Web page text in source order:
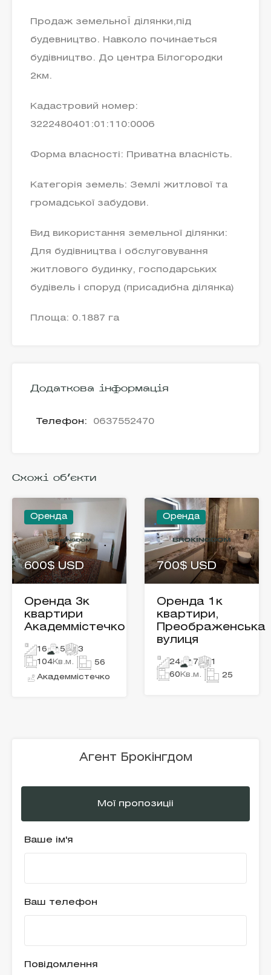
Продаж земельноЇ ділянки,під
будевництво. Навколо починаеться
будівництво. До центра Білогородки
2км.
Кадастровий номер:
3222480401:01:110:0006
Форма власності: Приватна власність.
Категорія земель: Землі житлової та
громадської забудови.
Вид використання земельної ділянки:
Для будівництва і обслуговування
житлового будинку, господарських
будівель і споруд (присадибна ділянка)
Площа: 0.1887 га
Додаткова інформація
Телефон: 0637552470
Схожі об'єкти
Оренда
600$ USD
Оренда 3к
квартири
Академмістечко
16 5
3
104Кв.м. 56
Академмістечко
Оренда
700$ USD
Оренда 1к
квартири,
Преображенська
вулиця
24 7
1
60 Кв.м. 25
Агент Брокінгдом
Мої пропозиціі
Ваше ім'я
Ваш телефон
Повідомлення